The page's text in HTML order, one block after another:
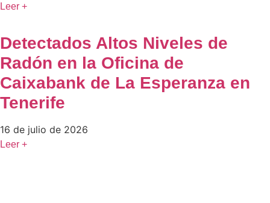
Leer +
Detectados Altos Niveles de
Radón en la Oficina de
Caixabank de La Esperanza en
Tenerife
16 de julio de 2026
Leer +